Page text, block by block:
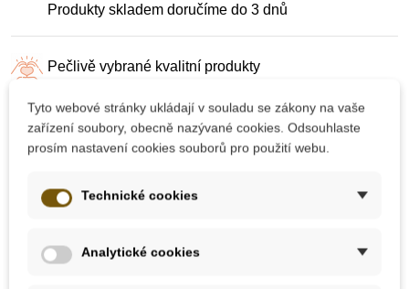
Produkty skladem doručíme do 3 dnů
Pečlivě vybrané kvalitní produkty
Dárek k nákupu nad 2000 Kč
Tyto webové stránky ukládají v souladu se zákony na vaše
zařízení soubory, obecně nazývané cookies. Odsouhlaste
prosím nastavení cookies souborů pro použití webu.
Technické cookies
Analytické cookies